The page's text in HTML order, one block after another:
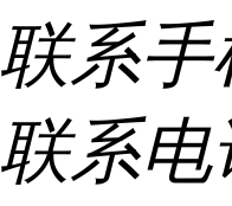
联系手
联系电